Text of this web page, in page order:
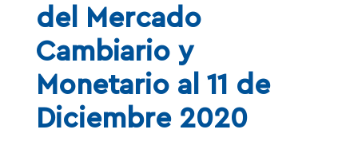
del Mercado
Cambiario y
Monetario al 11 de
Diciembre 2020